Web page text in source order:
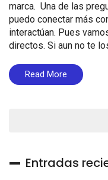
marca. Una de las
puedo conectar más
interactúan. Pues
directos. Si aun no te
Read More
Entradas